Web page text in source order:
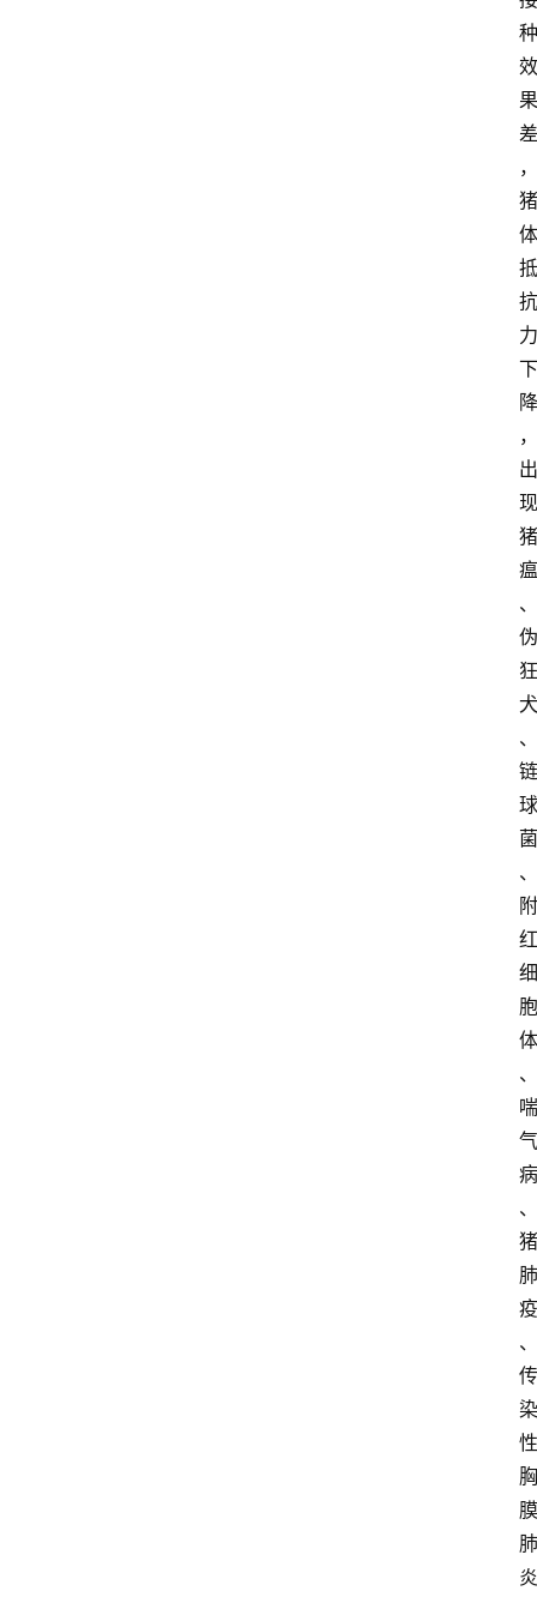
种
效
果
差
，
猪
体
抵
抗
力
下
降
，
出
现
猪
瘟
、
伪
狂
犬
、
链
球
菌
、
附
红
细
胞
体
、
喘
气
病
、
猪
肺
疫
、
传
染
性
胸
膜
肺
炎